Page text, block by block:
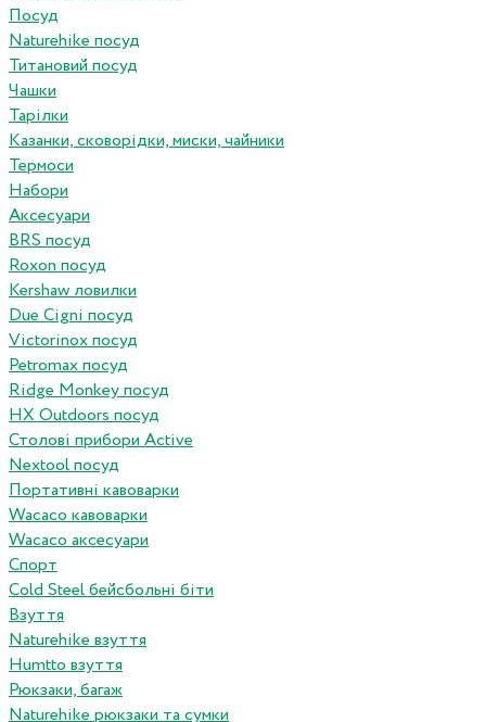
Посуд
Naturehike посуд
Титановий посуд
Чашки
Тарілки
Казанки, сковорідки, миски, чайники
Термоси
Набори
Аксесуари
BRS посуд
Roxon посуд
Kershaw ловилки
Due Cigni посуд
Victorinox посуд
Petromax посуд
Ridge Monkey посуд
HX Outdoors посуд
Столові прибори Active
Nextool посуд
Портативні кавоварки
Wacaco кавоварки
Wacaco аксесуари
Спорт
Cold Steel бейсбольні біти
Взуття
Naturehike взуття
Humtto взуття
Рюкзаки, багаж
Naturehike рюкзаки та сумки